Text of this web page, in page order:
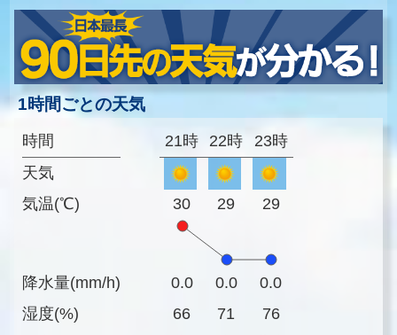
1時間ごとの天気
時間
天気
気温(℃)
降水量(mm/h)
湿度(%)
21時 22時 23時
30 29 29
0.0 0.0
0.0
66
71
76